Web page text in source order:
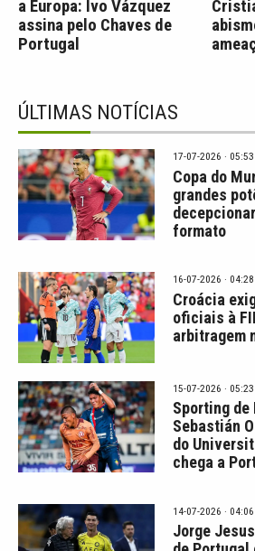
a Europa: Ivo Vázquez
assina pelo Chaves de
Portugal
ÚLTIMAS NOTÍCIAS
17-07-2026 · 05:53
Copa do
grandes
formato
16-07-2026 · 04:28
Croácia
oficiais à
arbitragem
15-07-2026 · 05:23
Sporting
Sebastián
do
chega a
14-07-2026 · 04:06
Jorge